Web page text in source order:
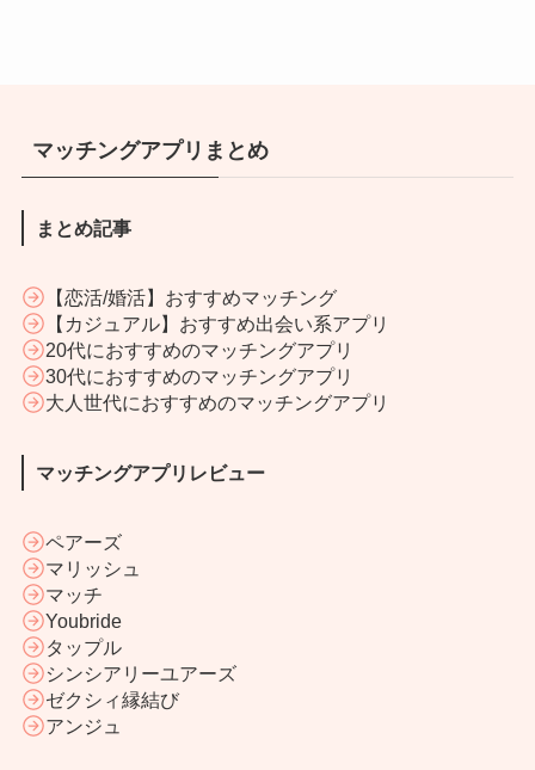
マッチングアプリまとめ
まとめ記事
【恋活/婚活】おすすめマッチング
【カジュアル】おすすめ出会い系アプリ
20代におすすめのマッチングアプリ
30代におすすめのマッチングアプリ
大人世代におすすめのマッチングアプリ
マッチングアプリレビュー
ペアーズ
マリッシュ
マッチ
Youbride
タップル
シンシアリーユアーズ
ゼクシィ縁結び
アンジュ